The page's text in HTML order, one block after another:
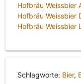
Hofbräu Weissbier
Hofbräu Weissbier
Hofbräu Weissbier
Schlagworte: Bier,